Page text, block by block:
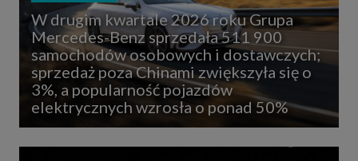
W drugim kwartale 2026 roku Grupa
Mercedes-Benz sprzedała 511 900
samochodów osobowych i dostawczych;
sprzedaż poza Chinami zwiększyła się o
3%, a popularność pojazdów
elektrycznych wzrosła o ponad 50%